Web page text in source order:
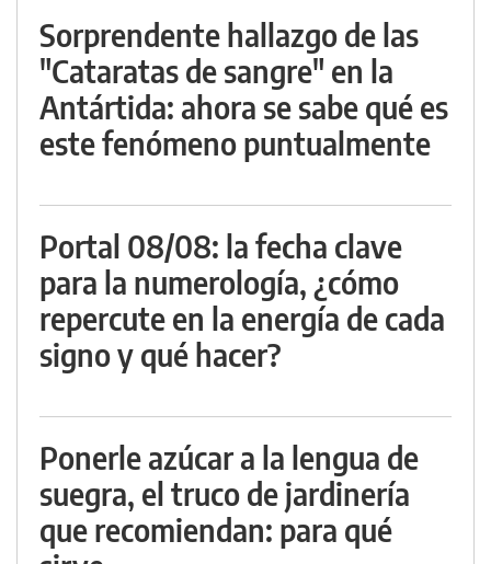
Sorprendente hallazgo de las
"Cataratas de sangre" en la
Antártida: ahora se sabe qué es
este fenómeno puntualmente
Portal 08/08: la fecha clave
para la numerología, ¿cómo
repercute en la energía de cada
signo y qué hacer?
Ponerle azúcar a la lengua de
suegra, el truco de jardinería
que recomiendan: para qué